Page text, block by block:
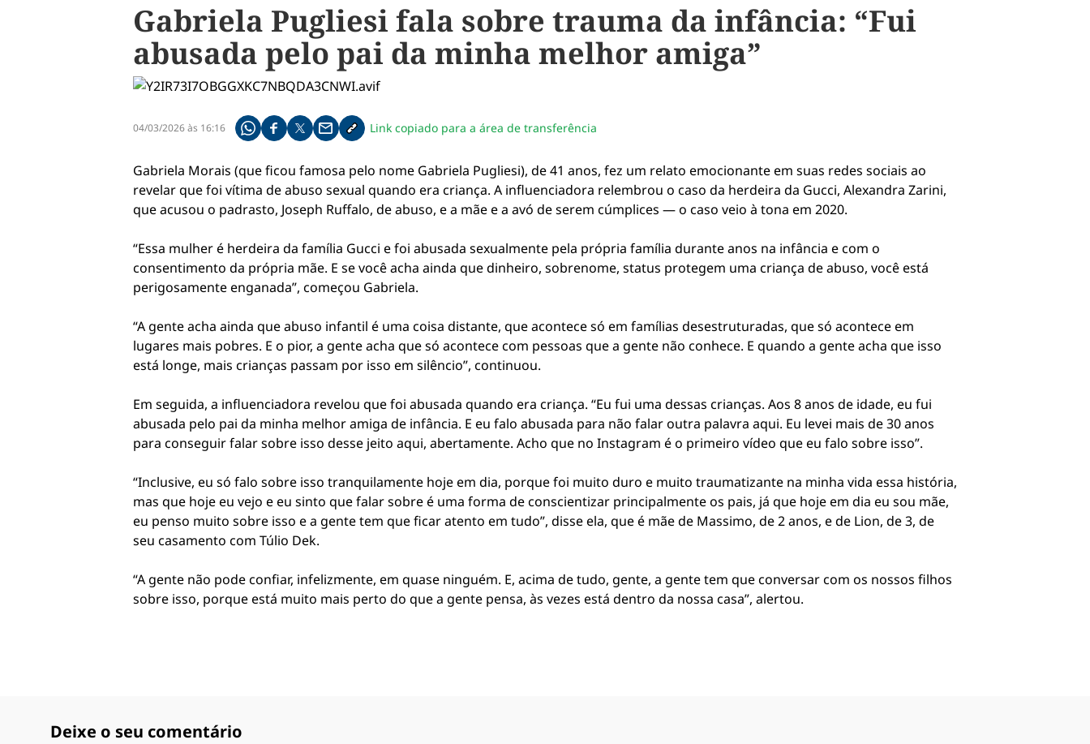
Gabriela Pugliesi fala sobre trauma da infância: “Fui
abusada pelo pai da minha melhor amiga”
04/03/2026 às 16:16 Compartilhe pelo whatsapp
Compartilhar no facebook
Compartilhar no twitter
Compartilhe pelo email
Copiar link da notícia
Link copiado para a área de transferência
Gabriela Morais (que ficou famosa pelo nome Gabriela Pugliesi), de 41 anos, fez um relato emocionante em suas redes sociais ao
revelar que foi vítima de abuso sexual quando era criança. A influenciadora relembrou o caso da herdeira da Gucci, Alexandra Zarini,
que acusou o padrasto, Joseph Ruffalo, de abuso, e a mãe e a avó de serem cúmplices — o caso veio à tona em 2020.
“Essa mulher é herdeira da família Gucci e foi abusada sexualmente pela própria família durante anos na infância e com o
consentimento da própria mãe. E se você acha ainda que dinheiro, sobrenome, status protegem uma criança de abuso, você está
perigosamente enganada”, começou Gabriela.
“A gente acha ainda que abuso infantil é uma coisa distante, que acontece só em famílias desestruturadas, que só acontece em
lugares mais pobres. E o pior, a gente acha que só acontece com pessoas que a gente não conhece. E quando a gente acha que isso
está longe, mais crianças passam por isso em silêncio”, continuou.
Em seguida, a influenciadora revelou que foi abusada quando era criança. “Eu fui uma dessas crianças. Aos 8 anos de idade, eu fui
abusada pelo pai da minha melhor amiga de infância. E eu falo abusada para não falar outra palavra aqui. Eu levei mais de 30 anos
para conseguir falar sobre isso desse jeito aqui, abertamente. Acho que no Instagram é o primeiro vídeo que eu falo sobre isso”.
“Inclusive, eu só falo sobre isso tranquilamente hoje em dia, porque foi muito duro e muito traumatizante na minha vida essa história,
mas que hoje eu vejo e eu sinto que falar sobre é uma forma de conscientizar principalmente os pais, já que hoje em dia eu sou mãe,
eu penso muito sobre isso e a gente tem que ficar atento em tudo”, disse ela, que é mãe de Massimo, de 2 anos, e de Lion, de 3, de
seu casamento com Túlio Dek.
“A gente não pode confiar, infelizmente, em quase ninguém. E, acima de tudo, gente, a gente tem que conversar com os nossos filhos
sobre isso, porque está muito mais perto do que a gente pensa, às vezes está dentro da nossa casa”, alertou.
Deixe o seu comentário